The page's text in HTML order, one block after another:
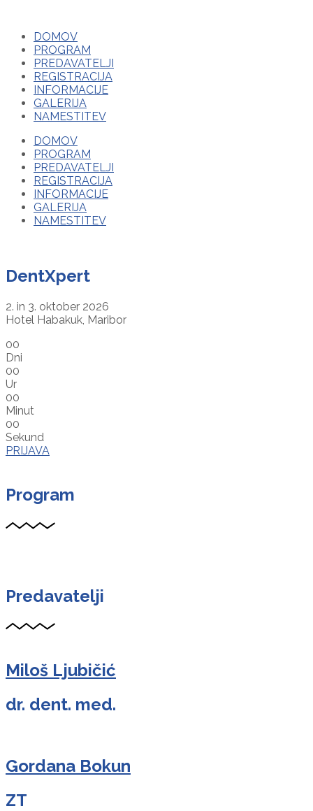
DOMOV
PROGRAM
PREDAVATELJI
REGISTRACIJA
INFORMACIJE
GALERIJA
NAMESTITEV
DOMOV
PROGRAM
PREDAVATELJI
REGISTRACIJA
INFORMACIJE
GALERIJA
NAMESTITEV
DentXpert
2. in 3. oktober 2026
Hotel Habakuk, Maribor
00
Dni
00
Ur
00
Minut
00
Sekund
PRIJAVA
Program
Predavatelji
Miloš Ljubičić
dr. dent. med.
Gordana Bokun
ZT